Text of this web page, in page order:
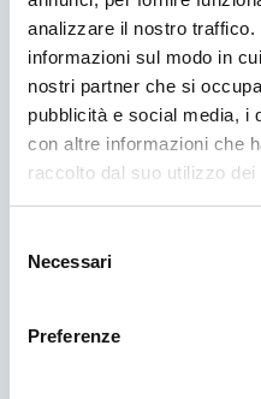
analizzare il nostro traffico.
informazioni sul modo in
nostri partner che si
pubblicità e social media, i
con altre informazioni che
raccolto dal suo utilizzo
delNecessari
Preferenze